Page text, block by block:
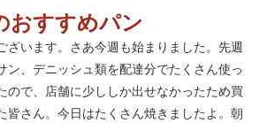
おすすめパン
ざいます。さあ今週も始まりました。先週
ン、デニッシュ類を配達分でたくさん使っ
ので、店舗に少ししか出せなかったため買
皆さん。今日はたくさん焼きましたよ。朝